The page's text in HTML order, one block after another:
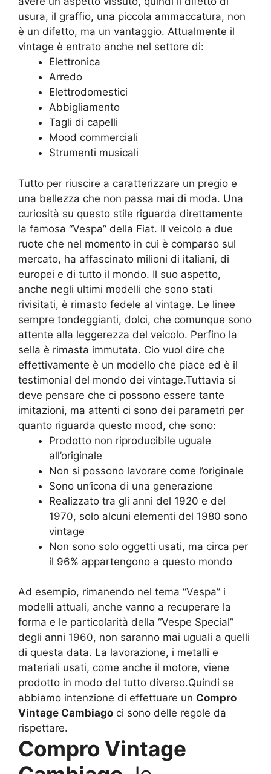
usura, il graffio, una piccola ammaccatura, non
è un difetto, ma un vantaggio. Attualmente il
vintage è entrato anche nel settore di:
Elettronica
Arredo
Elettrodomestici
Abbigliamento
Tagli di capelli
Mood commerciali
Strumenti musicali
Tutto per riuscire a caratterizzare un pregio e
una bellezza che non passa mai di moda. Una
curiosità su questo stile riguarda direttamente
la famosa “Vespa” della Fiat. Il veicolo a due
ruote che nel momento in cui è comparso sul
mercato, ha affascinato milioni di italiani, di
europei e di tutto il mondo. Il suo aspetto,
anche negli ultimi modelli che sono stati
rivisitati, è rimasto fedele al vintage. Le linee
sempre tondeggianti, dolci, che comunque sono
attente alla leggerezza del veicolo. Perfino la
sella è rimasta immutata. Cio vuol dire che
effettivamente è un modello che piace ed è il
testimonial del mondo dei vintage.Tuttavia si
deve pensare che ci possono essere tante
imitazioni, ma attenti ci sono dei parametri per
quanto riguarda questo mood, che sono:
Prodotto non riproducibile uguale
all’originale
Non si possono lavorare come l’originale
Sono un’icona di una generazione
Realizzato tra gli anni del 1920 e del
1970, solo alcuni elementi del 1980 sono
vintage
Non sono solo oggetti usati, ma circa per
il 96% appartengono a questo mondo
Ad esempio, rimanendo nel tema “Vespa” i
modelli attuali, anche vanno a recuperare la
forma e le particolarità della “Vespe Special”
degli anni 1960, non saranno mai uguali a quelli
di questa data. La lavorazione, i metalli e
materiali usati, come anche il motore, viene
prodotto in modo del tutto diverso.Quindi se
abbiamo intenzione di effettuare un Compro
Vintage Cambiago ci sono delle regole da
rispettare.
Compro Vintage